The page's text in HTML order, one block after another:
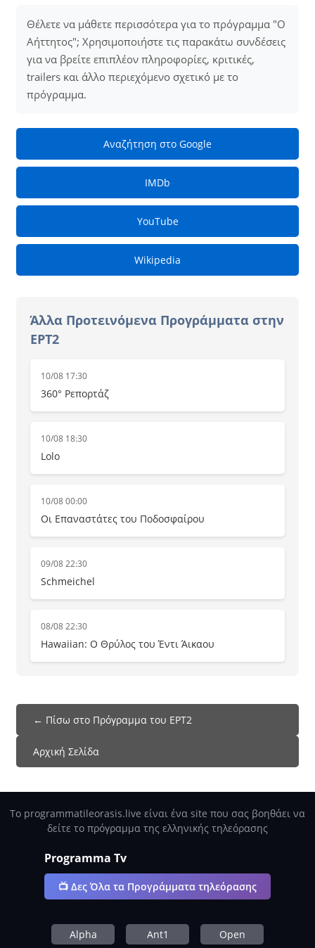
Θέλετε να μάθετε περισσότερα για το πρόγραμμα "Ο
Aήττητος"; Χρησιμοποιήστε τις παρακάτω συνδέσεις
για να βρείτε επιπλέον πληροφορίες, κριτικές,
trailers και άλλο περιεχόμενο σχετικό με το
πρόγραμμα.
Αναζήτηση στο Google
IMDb
YouTube
Wikipedia
Άλλα Προτεινόμενα Προγράμματα στην
ΕΡΤ2
10/08 17:30
360° Ρεπορτάζ
10/08 18:30
Lolo
10/08 00:00
Οι Επαναστάτες του Ποδοσφαίρου
09/08 22:30
Schmeichel
08/08 22:30
Hawaiian: Ο Θρύλος του Έντι Άικαου
← Πίσω στο Πρόγραμμα του ΕΡΤ2
Αρχική Σελίδα
Το programmatileorasis.live είναι ένα site που σας βοηθάει να
δείτε το πρόγραμμα της ελληνικής τηλεόρασης
Programma Tv
📺 Δες Όλα τα Προγράμματα τηλεόρασης
Alpha Ant1 Open